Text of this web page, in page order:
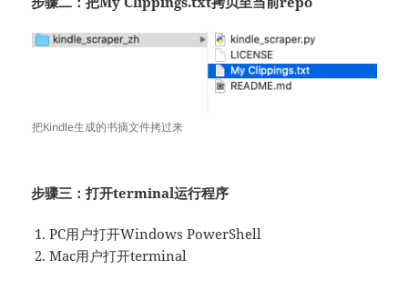
把Kindle生成的书摘文件拷过来
步骤三：打开terminal运行程序
PC用户打开Windows PowerShell
Mac用户打开terminal